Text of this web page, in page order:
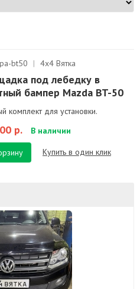
bt50 | 4х4 Вятка
под лебедку в
бампер Mazda BT-50
комплект для установки.
р. В наличии
Купить в один клик